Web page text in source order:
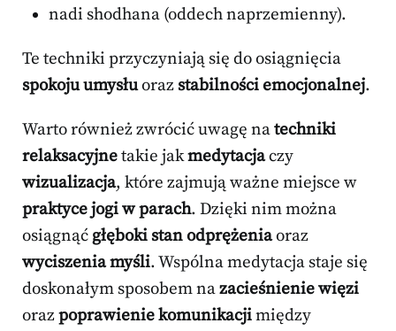
nadi shodhana (oddech naprzemienny).
Te techniki przyczyniają się do osiągnięcia
spokoju umysłuoraz stabilności emocjonalnej.
Warto również zwrócić uwagę natechniki
relaksacyjnetakie jakmedytacjaczy
wizualizacja, które zajmują ważne miejsce w
praktyce jogi w parach. Dzięki nim można
osiągnąć głęboki stan odprężeniaoraz
wyciszenia myśli. Wspólna medytacja staje się
doskonałym sposobem nazacieśnienie więzi
orazpoprawienie komunikacjimiędzy